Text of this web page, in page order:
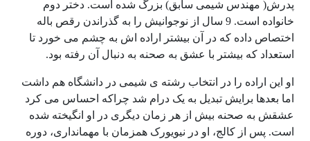
پدرش( مهندس شیمی سابق) بزرگ شده است. دختر دوم
خانواده است. 9 سال از نوجوانیش را به گذراندن رقص باله
اختصاص داده که در آن بیشتر اراده اش به چشم می خورد تا
استعداد که بیشتر با عشق به صحنه به دنبال آن رفته بود.
او این اراده را در انتخاب رشته ی شیمی در دانشگاه هم داشت
اما بعدها برایش تبدیل به یک درام شد چراکه احساس می کرد
عشقش به صحنه بیش از هر زمان دیگری در او انگیخته شده
است. پس از کالج، او در نیویورک همزمان با مهمانداری، دوره